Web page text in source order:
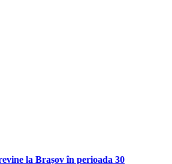
la Brașov în perioada 30